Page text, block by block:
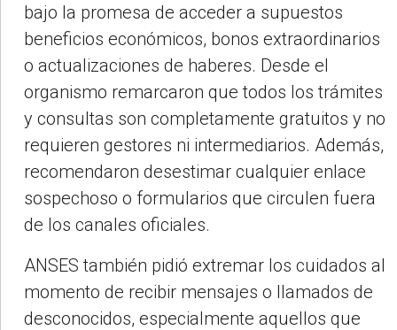
bajo la promesa de acceder a supuestos
beneficios económicos, bonos extraordinarios
o actualizaciones de haberes. Desde el
organismo remarcaron que todos los trámites
y consultas son completamente gratuitos y no
requieren gestores ni intermediarios. Además,
recomendaron desestimar cualquier enlace
sospechoso o formularios que circulen fuera
de los canales oficiales.
ANSES también pidió extremar los cuidados al
momento de recibir mensajes o llamados de
desconocidos, especialmente aquellos que